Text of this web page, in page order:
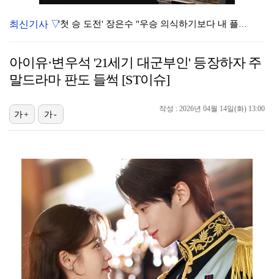
'첫 승 도전' 장은수 "우승 의식하기보다 내 플레이에…
에스파, '쇠맛'부터 '달콤한 맛'까지…고척돔 가득 채…
맨시티 마레스카 감독 "이강인은 훌륭한 선수…아틀레티코…
박지민 아나운서 "발리까지 갔는데…'피의 게임2' 출연…
'리그 2연패 정조준' 아스널, 뉴캐슬서 기마랑이스 영…
[ST포토] 이강인, 환하게 웃으며
박미선, 큐브와 전속계약 종료…6년 동행 마무리
최신기사 ▽
아이유·변우석 '21세기 대군부인' 등장하자 주
말드라마 판도 들썩 [ST이슈]
작성 : 2026년 04월 14일(화) 13:00
가+ 가-